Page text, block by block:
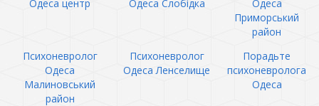
Одеса центр Одеса Слобідка
Одеса
Приморський
район
Психоневролог
Одеса
Малиновський
район
Психоневролог
Одеса Ленселище
Порадьте
психоневролога
Одеса